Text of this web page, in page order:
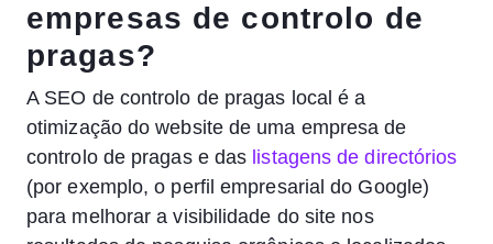
empresas de controlo de
pragas?
A SEO de controlo de pragas local é a
otimização do website de uma empresa de
controlo de pragas e das listagens de directórios
(por exemplo, o perfil empresarial do Google)
para melhorar a visibilidade do site nos